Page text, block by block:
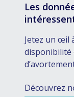
Les
Jetez un œil
disponibilité
Découvrez